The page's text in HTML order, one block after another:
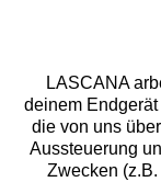
Services
LASCANA
deinem
die von uns
Aussteuerung
Zwecken